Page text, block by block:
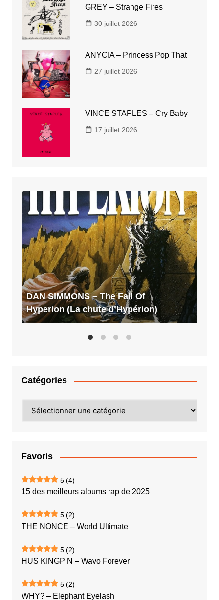
GREY – Strange Fires
30 juillet 2026
ANYCIA – Princess Pop That
27 juillet 2026
VINCE STAPLES – Cry Baby
17 juillet 2026
DAN
SIMMONS
The
Fall
Of
Hyperion
(La
chute
d’Hypérion)
DAN SIMMONS – The Fall Of
Hyperion (La chute d’Hypérion)
Catégories
Favoris
5 (4)
15 des meilleurs albums rap de 2025
5 (2)
THE NONCE – World Ultimate
5 (2)
HUS KINGPIN – Wavo Forever
5 (2)
WHY? – Elephant Eyelash